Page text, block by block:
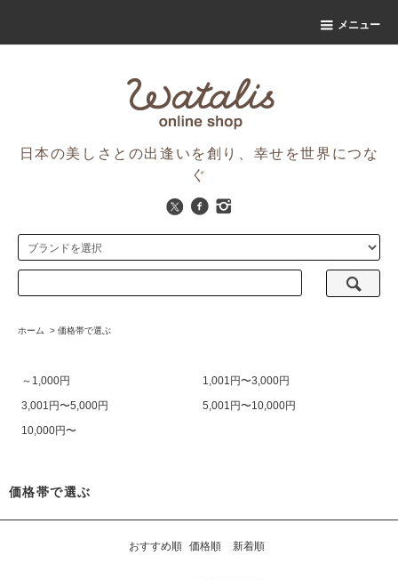
メニュー
日本の美しさとの出逢いを創り、幸せを世界につな
ぐ
ホーム > 価格帯で選ぶ
～1,000円
1,001円〜3,000円
3,001円〜5,000円
5,001円〜10,000円
10,000円〜
価格帯で選ぶ
おすすめ順 価格順 新着順